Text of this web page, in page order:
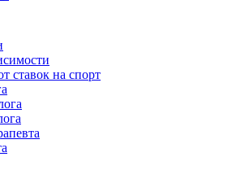
ставок на спорт